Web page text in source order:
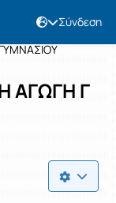
Σύνδεση
ΑΓΩΓΗ Γ